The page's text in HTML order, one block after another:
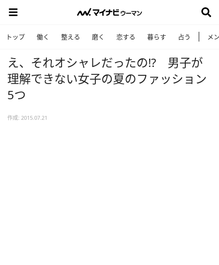
トップ 働く 整える 磨く 恋する 暮らす 占う メ
え、それオシャレだったの!? 男子が
理解できない女子の夏のファッション
5つ
作成: 2015.07.21